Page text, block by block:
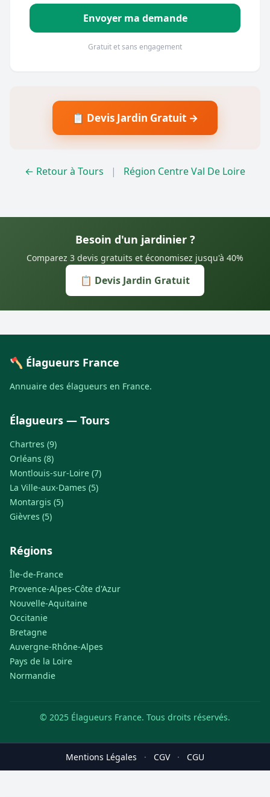
Envoyer ma demande
Gratuit et sans engagement
📋 Devis Jardin Gratuit →
← Retour à Tours | Région Centre Val De Loire
Besoin d'un jardinier ?
Comparez 3 devis gratuits et économisez jusqu'à 40%
📋 Devis Jardin Gratuit
🪓 Élagueurs France
Annuaire des élagueurs en France.
Élagueurs — Tours
Chartres (9)
Orléans (8)
Montlouis-sur-Loire (7)
La Ville-aux-Dames (5)
Montargis (5)
Gièvres (5)
Régions
Île-de-France
Provence-Alpes-Côte d'Azur
Nouvelle-Aquitaine
Occitanie
Bretagne
Auvergne-Rhône-Alpes
Pays de la Loire
Normandie
© 2025 Élagueurs France. Tous droits réservés.
Mentions Légales · CGV · CGU